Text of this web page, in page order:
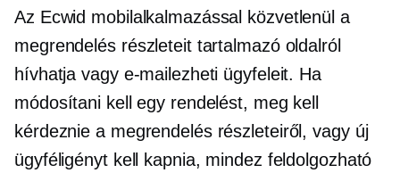
Az Ecwid mobilalkalmazással közvetlenül a
megrendelés részleteit tartalmazó oldalról
hívhatja vagy e-mailezheti ügyfeleit. Ha
módosítani kell egy rendelést, meg kell
kérdeznie a megrendelés részleteiről, vagy új
ügyféligényt kell kapnia, mindez feldolgozható